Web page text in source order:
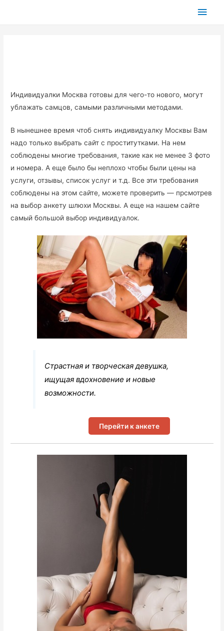
Индивидуалки Москва готовы для чего-то нового, могут
ублажать самцов, самыми различными методами.
В нынешнее время чтоб снять индивидуалку Москвы Вам
надо только выбрать сайт с проститутками. На нем
соблюдены многие требования, такие как не менее 3 фото
и номера. А еще было бы неплохо чтобы были цены на
услуги, отзывы, список услуг и т.д. Все эти требования
соблюдены на этом сайте, можете проверить — прсмотрев
на выбор анкету шлюхи Москвы. А еще на нашем сайте
самый большой выбор индивидуалок.
Страстная и творческая девушка,
ищущая вдохновение и новые
возможности.
Перейти к анкете